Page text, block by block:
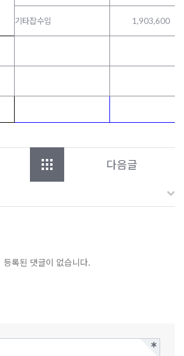
기타잡수입 1,903,600
다음글
등록된 댓글이 없습니다.